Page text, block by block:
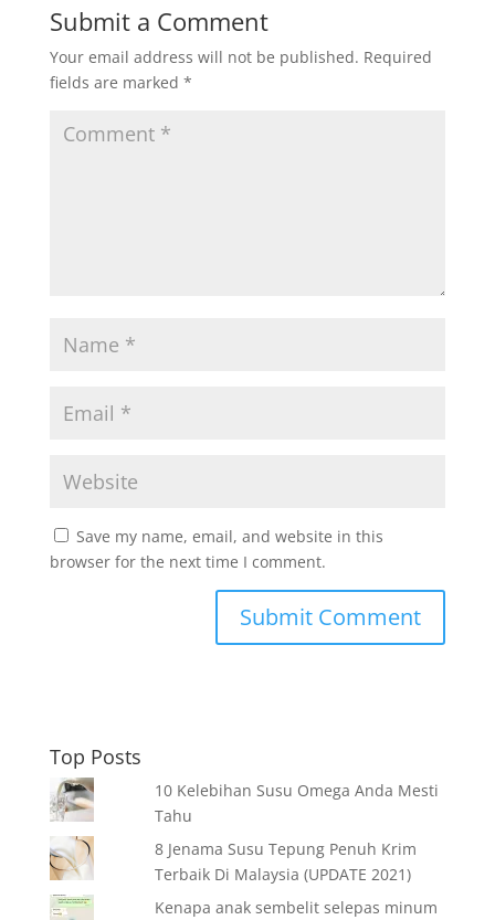
Submit a Comment
Your email address will not be published. Required
fields are marked *
Save my name, email, and website in this
browser for the next time I comment.
Top Posts
10 Kelebihan Susu Omega Anda Mesti
Tahu
8 Jenama Susu Tepung Penuh Krim
Terbaik Di Malaysia (UPDATE 2021)
Kenapa anak sembelit selepas minum